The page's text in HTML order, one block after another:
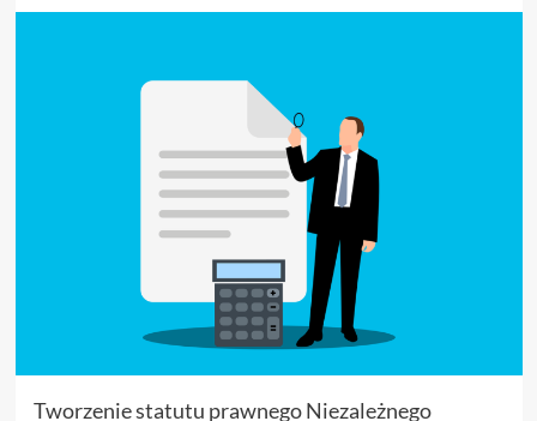
Tworzenie statutu prawnego Niezależnego